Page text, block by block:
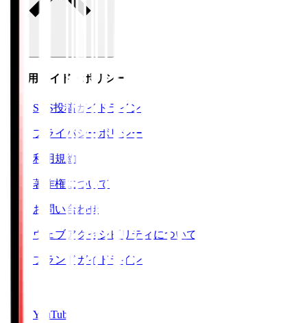
ご利用ガイド・ポリシー
SNS投稿ガイドライン
プライバシーポリシー
利用規約
著作権について
お問い合わせ
ウェブアクセシビリティについて
ブランドガイドライン
YouTube